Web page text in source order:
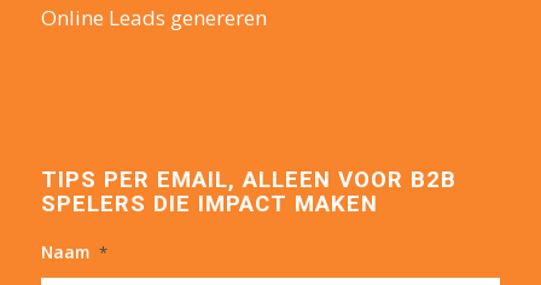
Online Leads genereren
TIPS PER EMAIL, ALLEEN VOOR B2B
SPELERS DIE IMPACT MAKEN
Naam *